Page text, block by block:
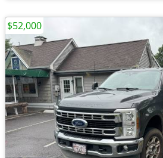
$52,000